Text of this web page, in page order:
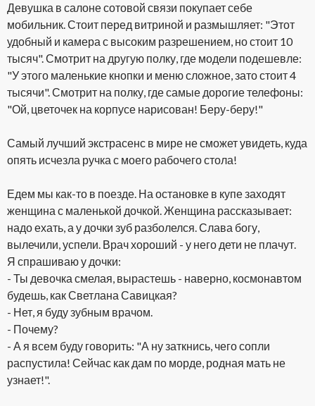
Девушка в салоне сотовой связи покупает себе
мобильник. Стоит перед витриной и размышляет: "Этот
удобный и камера с высоким разрешением, но стоит 10
тысяч". Смотрит на другую полку, где модели подешевле:
"У этого маленькие кнопки и меню сложное, зато стоит 4
тысячи". Смотрит на полку, где самые дорогие телефоны:
"Ой, цветочек на корпусе нарисован! Беру-беру!"
Самый лучший экстрасенс в мире не сможет увидеть, куда
опять исчезла ручка с моего рабочего стола!
Едем мы как-то в поезде. На остановке в купе заходят
женщина с маленькой дочкой. Женщина рассказывает:
надо ехать, а у дочки зуб разболелся. Слава богу,
вылечили, успели. Врач хороший - у него дети не плачут.
Я спрашиваю у дочки:
- Ты девочка смелая, вырастешь - наверно, космонавтом
будешь, как Светлана Савицкая?
- Нет, я буду зубным врачом.
- Почему?
- А я всем буду говорить: "А ну заткнись, чего сопли
распустила! Сейчас как дам по морде, родная мать не
узнает!".